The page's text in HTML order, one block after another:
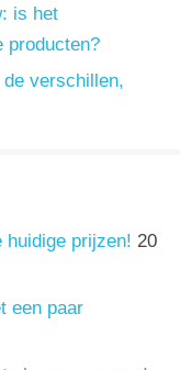
is het
producten?
verschillen,
huidige prijzen! 20
een paar